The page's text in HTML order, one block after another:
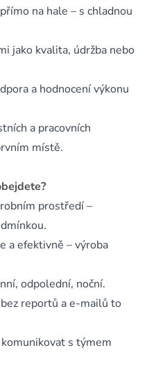
na hale – s chladnou
jako kvalita, údržba nebo
a hodnocení výkonu
a pracovních
místě.
prostředí –
a efektivně – výroba
odpolední, noční.
reportů a e-mailů to
s týmem